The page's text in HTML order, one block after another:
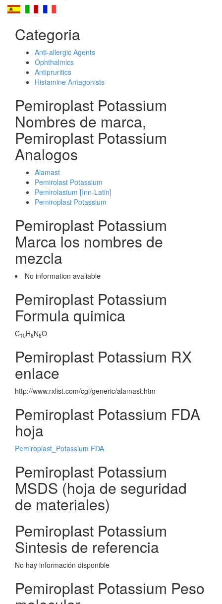
Categoria
Anti-allergic Agents
Ophthalmics
Antipruritics
Histamine Antagonists
Pemiroplast Potassium
Nombres de marca,
Pemiroplast Potassium
Analogos
Alamast
Pemirolast Potassium
Pemirolastum [Inn-Latin]
Pemiroplast Potassium
Pemiroplast Potassium
Marca los nombres de
mezcla
No information avaliable
Pemiroplast Potassium
Formula quimica
C10H8N6O
Pemiroplast Potassium RX
enlace
http://www.rxlist.com/cgi/generic/alamast.htm
Pemiroplast Potassium FDA
hoja
Pemiroplast_Potassium FDA
Pemiroplast Potassium
MSDS (hoja de seguridad
de materiales)
Pemiroplast Potassium
Sintesis de referencia
No hay información disponible
Pemiroplast Potassium Peso